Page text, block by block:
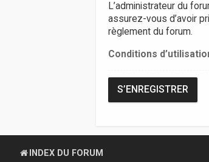
L’administrateur du
assurez-vous d’avoir
règlement du forum.
Conditions
S’ENREGISTRER
INDEX DU FORUM